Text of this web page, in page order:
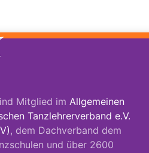
Mitglied im Allgemeinen
Tanzlehrerverband e.V.
, dem Dachverband dem
und über 2600